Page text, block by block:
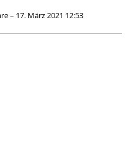
– 17. März 2021 12:53